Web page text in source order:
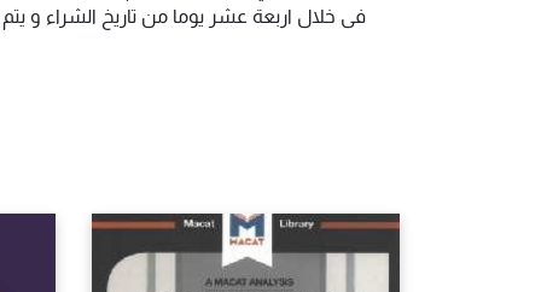
فى خلال اربعة عشر يوما من تاريخ الشراء و